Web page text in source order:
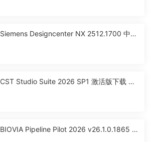
Siemens Designcenter NX 2512.1700 中文
CST Studio Suite 2026 SP1 激活版下载 高
BIOVIA Pipeline Pilot 2026 v26.1.0.1865 x